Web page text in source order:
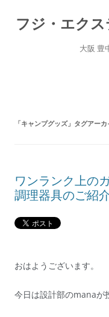
テ
ン
フジ・エク
大阪 豊
「キャンプグッズ」タグアーカ
ワンランク上の
調理器具のご紹
おはようございます。
今日は設計部のmanaが